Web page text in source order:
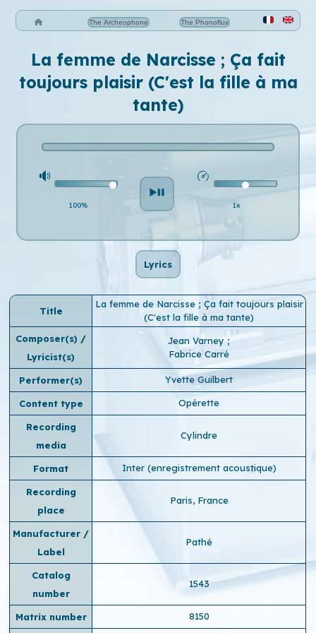
The Archeophone The Phonoflux
La femme de Narcisse ; Ça fait
toujours plaisir (C'est la fille à ma
tante)
100% 1x
Lyrics
Title
La femme de Narcisse ; Ça fait toujours plaisir
(C'est la fille à ma tante)
Composer(s) /
Lyricist(s)
Jean Varney;
Fabrice Carré
Performer(s) Yvette Guilbert
Content type Opérette
Recording
media
Cylindre
Format Inter (enregistrement acoustique)
Recording
place
Paris, France
Manufacturer /
Label
Pathé
Catalog
number
1543
Matrix number 8150